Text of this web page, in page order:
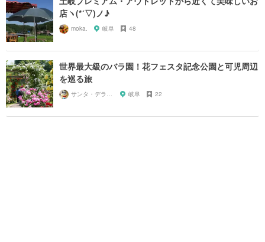
店ヽ(*´▽)ノ♪
moka. 岐阜 48
世界最大級のバラ園！花フェスタ記念公園と可児周辺
を巡る旅
サンタ・デラックス 岐阜 22